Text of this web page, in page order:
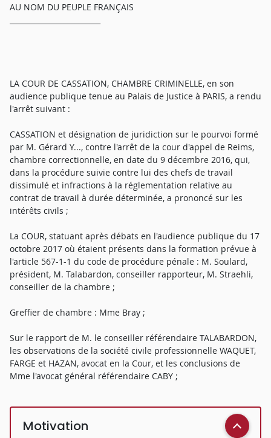
AU NOM DU PEUPLE FRANÇAIS
LA COUR DE CASSATION, CHAMBRE CRIMINELLE, en son
audience publique tenue au Palais de Justice à PARIS, a rendu
l'arrêt suivant :
CASSATION et désignation de juridiction sur le pourvoi formé
par M. Gérard Y..., contre l'arrêt de la cour d'appel de Reims,
chambre correctionnelle, en date du 9 décembre 2016, qui,
dans la procédure suivie contre lui des chefs de travail
dissimulé et infractions à la réglementation relative au
contrat de travail à durée déterminée, a prononcé sur les
intérêts civils ;
La COUR, statuant après débats en l'audience publique du 17
octobre 2017 où étaient présents dans la formation prévue à
l'article 567-1-1 du code de procédure pénale : M. Soulard,
président, M. Talabardon, conseiller rapporteur, M. Straehli,
conseiller de la chambre ;
Greffier de chambre : Mme Bray ;
Sur le rapport de M. le conseiller référendaire TALABARDON,
les observations de la société civile professionnelle WAQUET,
FARGE et HAZAN, avocat en la Cour, et les conclusions de
Mme l'avocat général référendaire CABY ;
Motivation